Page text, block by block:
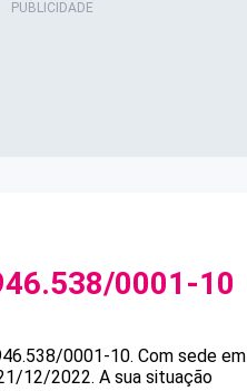
0001-10
0001-10. Com sede em
12/2022. A sua situação